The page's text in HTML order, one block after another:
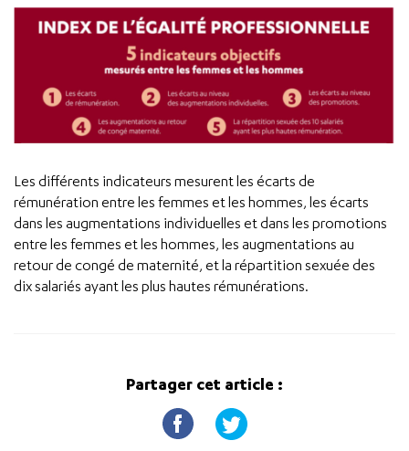
Les différents indicateurs mesurent les écarts de
rémunération entre les femmes et les hommes, les écarts
dans les augmentations individuelles et dans les promotions
entre les femmes et les hommes, les augmentations au
retour de congé de maternité, et la répartition sexuée des
dix salariés ayant les plus hautes rémunérations.
Partager cet article :